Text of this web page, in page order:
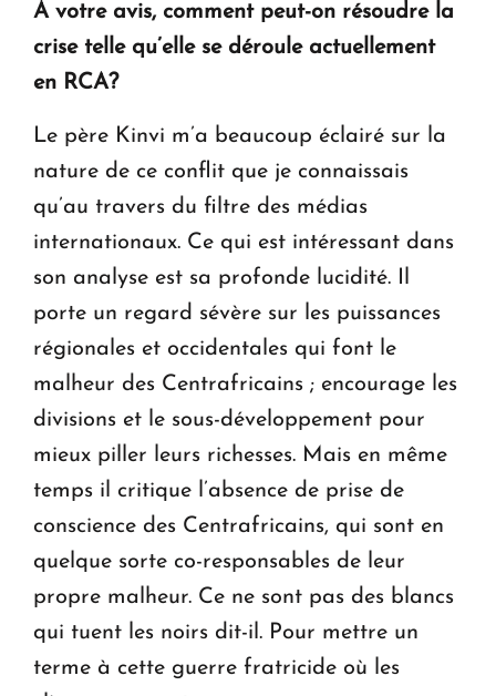
Àvotre avis, comment peut-on résoudre la
crise telle qu’elle se déroule actuellement
en RCA?
Le père Kinvi m’a beaucoup éclairé sur la
nature de ce conflit que je connaissais
qu’au travers du filtre des médias
internationaux. Ce qui est intéressant dans
son analyse est sa profonde lucidité. Il
porte un regard sévère sur les puissances
régionales et occidentales qui font le
malheur des Centrafricains ; encourage les
divisions et le sous-développement pour
mieux piller leurs richesses. Mais en même
temps il critique l’absence de prise de
conscience des Centrafricains, qui sont en
quelque sorte co-responsables de leur
propre malheur. Ce ne sont pas des blancs
qui tuent les noirs dit-il. Pour mettre un
terme à cette guerre fratricide où les